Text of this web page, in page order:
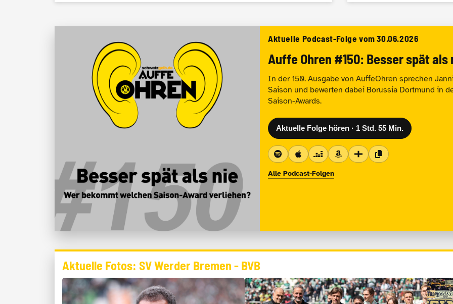
Aktuelle Podcast-Folge vom30.06.2026
Auffe Ohren #150: Besser spät als
In der 150. Ausgabe von AuffeOhren sprechen
Saison und bewerten dabei Borussia Dortmund in
Saison-Awards.
Aktuelle Folge hören · 1 Std. 55 Min.
Alle Podcast-Folgen
Aktuelle Fotos: SV Werder Bremen - BVB